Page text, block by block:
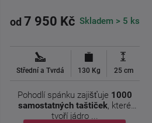
od 7 950 Kč Skladem > 5 ks
Střední a Tvrdá 130 Kg 25 cm
Pohodlí spánku zajišťuje 1000
samostatných taštiček, které
tvoří jádro ...